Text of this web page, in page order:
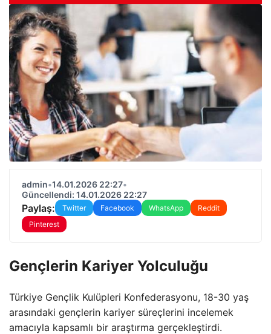
admin•14.01.2026 22:27•
Güncellendi: 14.01.2026 22:27
Paylaş: Twitter Facebook WhatsApp
Reddit
Pinterest
Gençlerin Kariyer Yolculuğu
Türkiye Gençlik Kulüpleri Konfederasyonu, 18-30 yaş
arasındaki gençlerin kariyer süreçlerini incelemek
amacıyla kapsamlı bir araştırma gerçekleştirdi.